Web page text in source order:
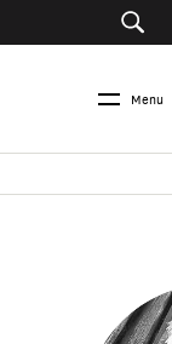
Menu